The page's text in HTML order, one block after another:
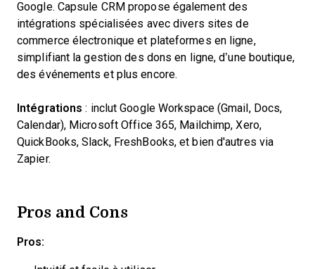
Google. Capsule CRM propose également des
intégrations spécialisées avec divers sites de
commerce électronique et plateformes en ligne,
simplifiant la gestion des dons en ligne, d’une boutique,
des événements et plus encore.
Intégrations : inclut Google Workspace (Gmail, Docs,
Calendar), Microsoft Office 365, Mailchimp, Xero,
QuickBooks, Slack, FreshBooks, et bien d'autres via
Zapier.
Pros and Cons
Pros: